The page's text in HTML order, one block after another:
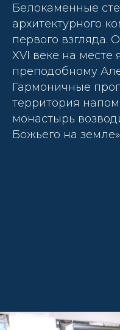
Белокаменные
архитектурного
первого взгляда.
XVI веке на
преподобному
Гармоничные
территория
монастырь
Божьего на